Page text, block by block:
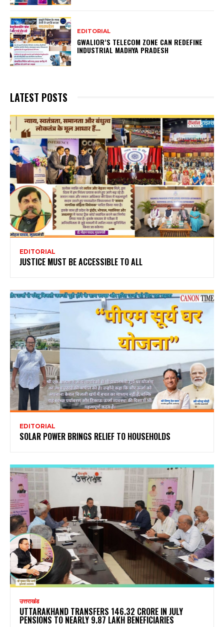
EDITORIAL
GWALIOR’S TELECOM ZONE CAN REDEFINE
INDUSTRIAL MADHYA PRADESH
LATEST POSTS
EDITORIAL
JUSTICE MUST BE ACCESSIBLE TO ALL
EDITORIAL
SOLAR POWER BRINGS RELIEF TO HOUSEHOLDS
उत्तराखंड
UTTARAKHAND TRANSFERS ₹146.32 CRORE IN JULY
PENSIONS TO NEARLY 9.87 LAKH BENEFICIARIES